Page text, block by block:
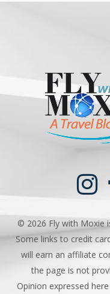
© 2026 Fly with Moxie
Some links to credit
will earn an affiliate
the page is not
Opinion expressed